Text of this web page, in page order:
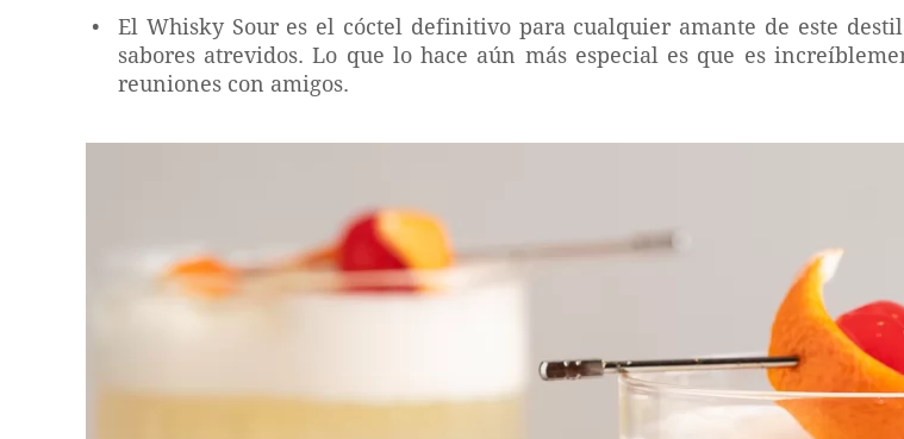
El Whisky Sour es el cóctel definitivo para cualquier amante de este
sabores atrevidos. Lo que lo hace aún más especial es que es
reuniones con amigos.